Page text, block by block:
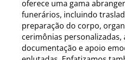
oferece uma gama
funerários, incluindo
preparação do corpo,
cerimônias personalizadas,
documentação e apoio